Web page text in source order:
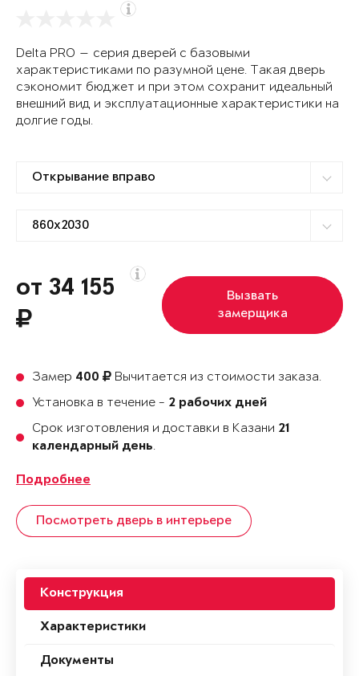
Delta PRO — серия дверей с базовыми
характеристиками по разумной цене. Такая дверь
сэкономит бюджет и при этом сохранит идеальный
внешний вид и эксплуатационные характеристики на
долгие годы.
от 34 155
Вызвать
замерщика
Замер 400
Вычитается из стоимости заказа.
Установка в течение - 2 рабочих дней
Срок изготовления и доставки в Казани 21
календарный день.
Подробнее
Посмотреть дверь в интерьере
Конструкция
Характеристики
Документы